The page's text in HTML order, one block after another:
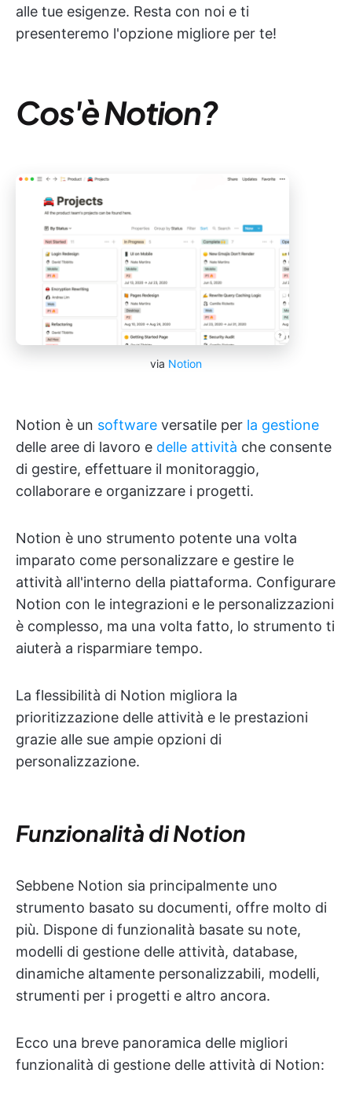
alle tue esigenze. Resta con noi e ti
presenteremo l'opzione migliore per te!
Cos'è Notion?
via Notion
Notion è un software versatile per la gestione
delle aree di lavoro e delle attività che consente
di gestire, effettuare il monitoraggio,
collaborare e organizzare i progetti.
Notion è uno strumento potente una volta
imparato come personalizzare e gestire le
attività all'interno della piattaforma. Configurare
Notion con le integrazioni e le personalizzazioni
è complesso, ma una volta fatto, lo strumento ti
aiuterà a risparmiare tempo.
La flessibilità di Notion migliora la
prioritizzazione delle attività e le prestazioni
grazie alle sue ampie opzioni di
personalizzazione.
Funzionalità di Notion
Sebbene Notion sia principalmente uno
strumento basato su documenti, offre molto di
più. Dispone di funzionalità basate su note,
modelli di gestione delle attività, database,
dinamiche altamente personalizzabili, modelli,
strumenti per i progetti e altro ancora.
Ecco una breve panoramica delle migliori
funzionalità di gestione delle attività di Notion: